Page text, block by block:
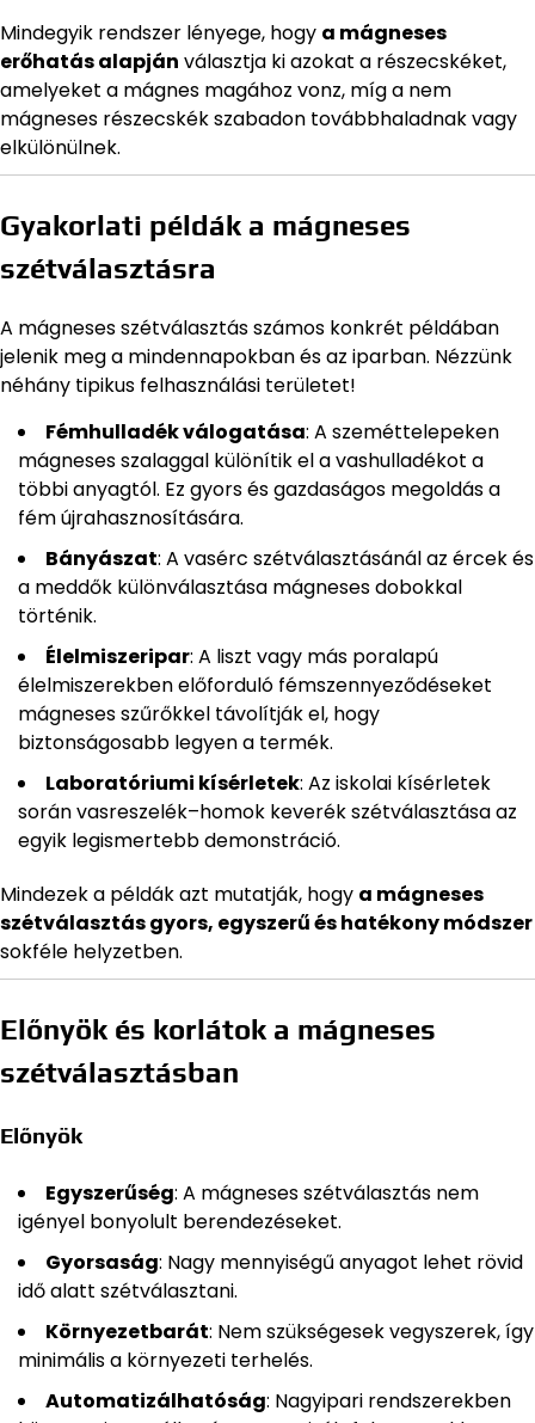
Mindegyik rendszer lényege, hogy a mágneses
erőhatás alapján választja ki azokat a részecskéket,
amelyeket a mágnes magához vonz, míg a nem
mágneses részecskék szabadon továbbhaladnak vagy
elkülönülnek.
Gyakorlati példák a mágneses
szétválasztásra
A mágneses szétválasztás számos konkrét példában
jelenik meg a mindennapokban és az iparban. Nézzünk
néhány tipikus felhasználási területet!
Fémhulladék válogatása: A szeméttelepeken
mágneses szalaggal különítik el a vashulladékot a
többi anyagtól. Ez gyors és gazdaságos megoldás a
fém újrahasznosítására.
Bányászat: A vasérc szétválasztásánál az ércek és
a meddők különválasztása mágneses dobokkal
történik.
Élelmiszeripar: A liszt vagy más poralapú
élelmiszerekben előforduló fémszennyeződéseket
mágneses szűrőkkel távolítják el, hogy
biztonságosabb legyen a termék.
Laboratóriumi kísérletek: Az iskolai kísérletek
során vasreszelék–homok keverék szétválasztása az
egyik legismertebb demonstráció.
Mindezek a példák azt mutatják, hogy a mágneses
szétválasztás gyors, egyszerű és hatékony módszer
sokféle helyzetben.
Előnyök és korlátok a mágneses
szétválasztásban
Előnyök
Egyszerűség: A mágneses szétválasztás nem
igényel bonyolult berendezéseket.
Gyorsaság: Nagy mennyiségű anyagot lehet rövid
idő alatt szétválasztani.
Környezetbarát: Nem szükségesek vegyszerek, így
minimális a környezeti terhelés.
Automatizálhatóság: Nagyipari rendszerekben